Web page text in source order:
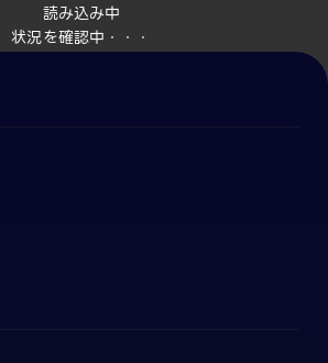
読み込み中
状況を確認中・・・